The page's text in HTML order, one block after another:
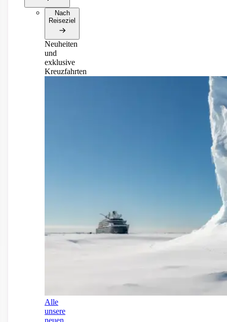
Nach
Reiseziel
Neuheiten
und
exklusive
Kreuzfahrten
Alle
unsere
neuen